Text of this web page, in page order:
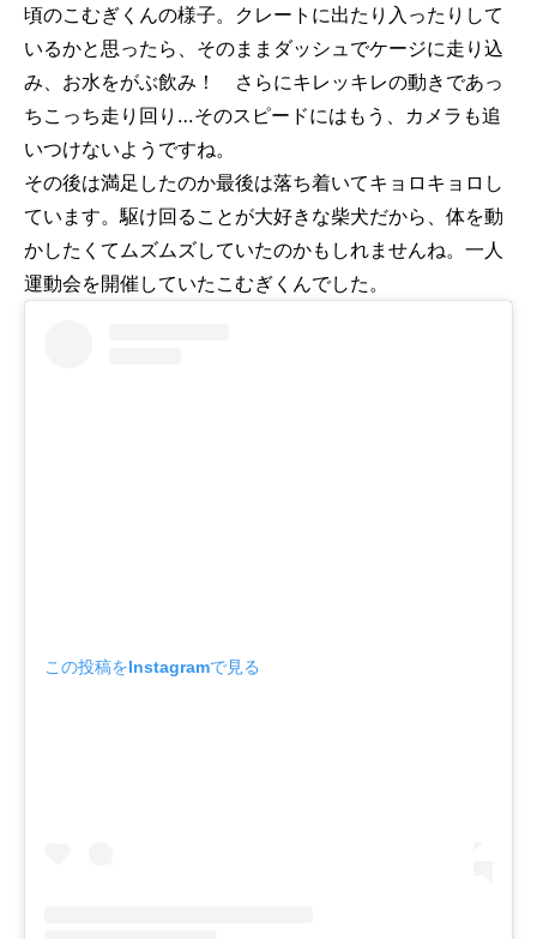
頃のこむぎくんの様子。クレートに出たり入ったりして
いるかと思ったら、そのままダッシュでケージに走り込
み、お水をがぶ飲み！ さらにキレッキレの動きであっ
ちこっち走り回り…そのスピードにはもう、カメラも追
いつけないようですね。
その後は満足したのか最後は落ち着いてキョロキョロし
ています。駆け回ることが大好きな柴犬だから、体を動
かしたくてムズムズしていたのかもしれませんね。一人
運動会を開催していたこむぎくんでした。
この投稿をInstagramで見る